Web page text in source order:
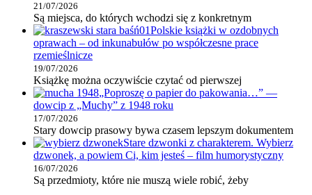
21/07/2026
Są miejsca, do których wchodzi się z konkretnym
Polskie książki w ozdobnych
oprawach – od inkunabułów po współczesne prace
rzemieślnicze
19/07/2026
Książkę można oczywiście czytać od pierwszej
„Poproszę o papier do pakowania…” —
dowcip z „Muchy” z 1948 roku
17/07/2026
Stary dowcip prasowy bywa czasem lepszym dokumentem
Stare dzwonki z charakterem. Wybierz
dzwonek, a powiem Ci, kim jesteś – film humorystyczny
16/07/2026
Są przedmioty, które nie muszą wiele robić, żeby